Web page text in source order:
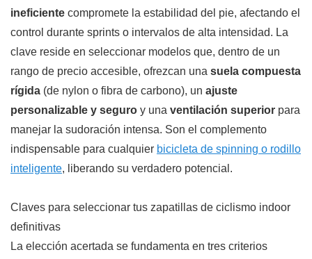
ineficiente compromete la estabilidad del pie, afectando el
control durante sprints o intervalos de alta intensidad. La
clave reside en seleccionar modelos que, dentro de un
rango de precio accesible, ofrezcan una suela compuesta
rígida (de nylon o fibra de carbono), un ajuste
personalizable y seguro y una ventilación superior para
manejar la sudoración intensa. Son el complemento
indispensable para cualquier bicicleta de spinning o rodillo
inteligente, liberando su verdadero potencial.
Claves para seleccionar tus zapatillas de ciclismo indoor
definitivas
La elección acertada se fundamenta en tres criterios